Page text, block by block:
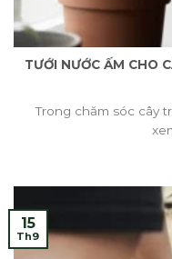
TƯỚI NƯỚC ẤM CHO
Trong chăm sóc cây
15
Th9